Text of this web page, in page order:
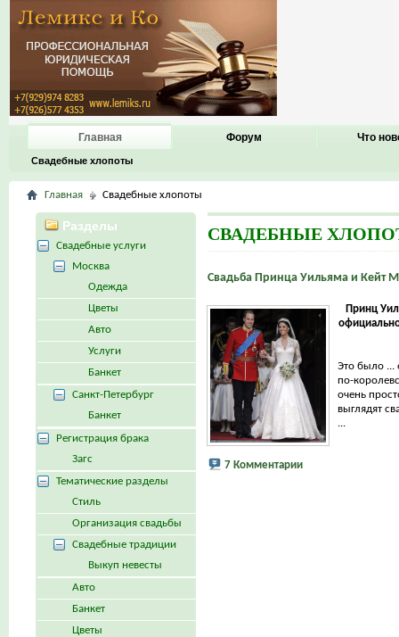
Главная
Свадебные хлопоты
Форум Что
Главная Свадебные хлопоты
СВАДЕБНЫЕ
Свадьба Принца Уильяма и Кейт
Принц
Это было ...
по-
очень
выглядят
...
7 Комментарии
Разделы
Свадебные услуги
Москва
Одежда
Цветы
Авто
Услуги
Банкет
Санкт-Петербург
Банкет
Регистрация брака
Загс
Тематические разделы
Стиль
Организация свадьбы
Свадебные традиции
Выкуп невесты
Авто
Банкет
Цветы